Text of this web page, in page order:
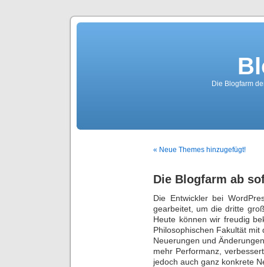
Die Blogfarm
« Neue Themes hinzugefügt!
Die Blogfarm ab
Die Entwickler bei
gearbeitet, um die dritte
Heute können wir freudig
Philosophischen Fakultät
Neuerungen und
mehr Performanz,
jedoch auch ganz konkrete